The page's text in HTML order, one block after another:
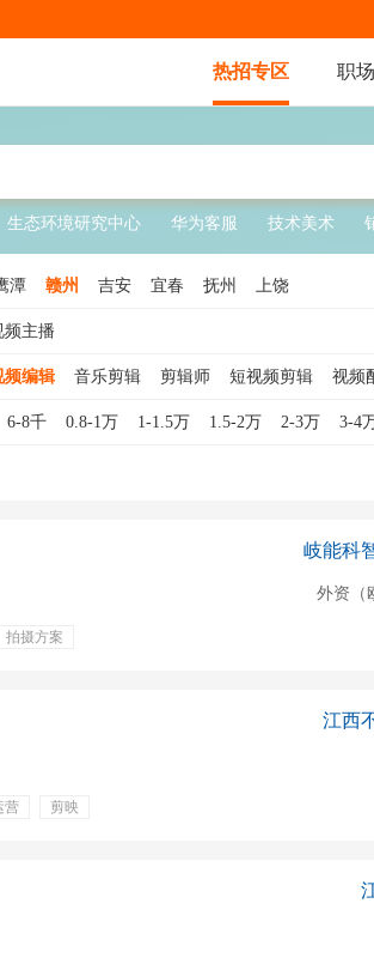
热招专区 职
生态环境研究中心 华为客服 技术美术
潭 赣州 吉安 宜春 抚州 上饶
频主播
频编辑 音乐剪辑 剪辑师 短视频剪辑 视频
6-8千 0.8-1万 1-1.5万 1.5-2万 2-3万 3-4
拍摄方案
岐能科
外资（
营
剪映
江西